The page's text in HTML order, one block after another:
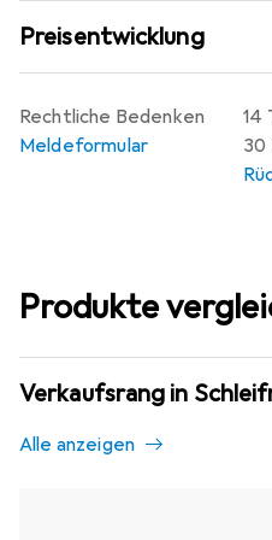
Preisentwicklung
14
30
Rechtliche Bedenken
Meldeformular
Produkte
Verkaufsrang in
Alle anzeigen